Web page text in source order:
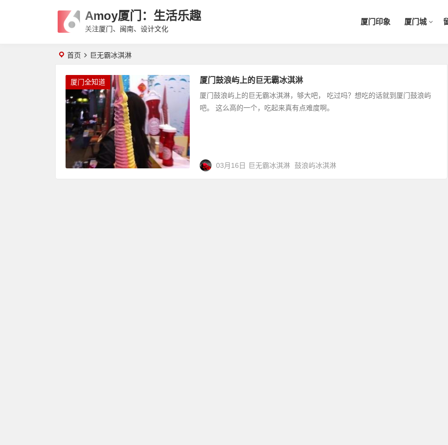
Amoy厦门：生活乐趣
关注厦门、闽南、设计文化
厦门印象 厦门城
首页 巨无霸冰淇淋
厦门全知道 厦门鼓浪屿上的巨无霸冰淇淋
厦门鼓浪屿上的巨无霸冰淇淋，够大吧， 吃过吗？想吃的话就到厦门鼓浪屿
吧。 这么高的一个，吃起来真有点难度啊。
03月16日 巨无霸冰淇淋 鼓浪屿冰淇淋